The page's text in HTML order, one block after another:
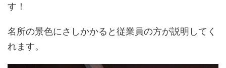
す！
名所の景色にさしかかると従業員の方が説明してく
れます。